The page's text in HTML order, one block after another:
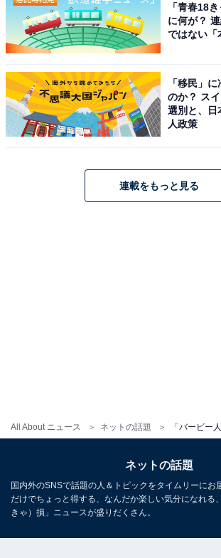
All About ニュース ネットの話題
「青春18
に何が？
ではない「
「移民」
のか？ ス
選別と、日
人政策
連載をもっと見る
ネットの話題
国内外のSNSで話題の人＆トピックをタイムリーにお
だけでちょっと得する、なんだか楽しい気分になれる
きゃ）損」ニュースが盛りだくさん。